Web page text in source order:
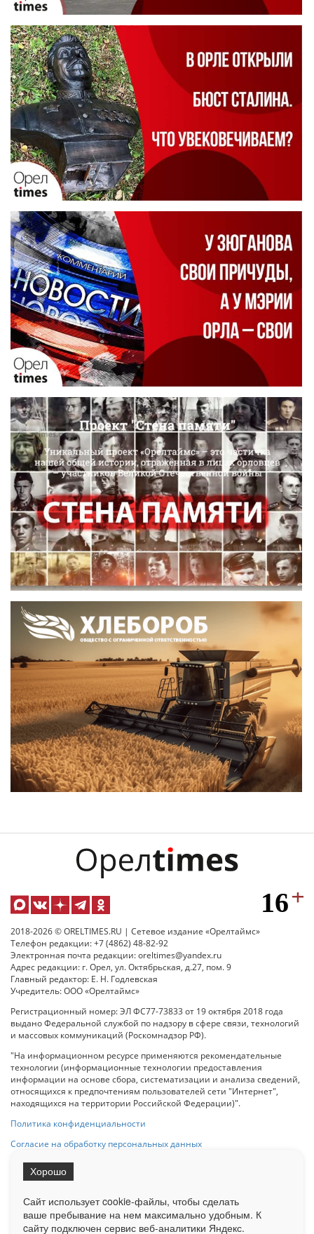
2018-2026 © ORELTIMES.RU | Сетевое издание «Орелтаймс»
Телефон редакции: +7 (4862) 48-82-92
Электронная почта редакции: oreltimes@yandex.ru
Адрес редакции: г. Орел, ул. Октябрьская, д.27, пом. 9
Главный редактор: Е. Н. Годлевская
Учредитель: ООО «Орелтаймс»
Регистрационный номер: ЭЛ ФС77-73833 от 19 октября 2018 года
выдано Федеральной службой по надзору в сфере связи, технологий
и массовых коммуникаций (Роскомнадзор РФ).
"На информационном ресурсе применяются рекомендательные
технологии (информационные технологии предоставления
информации на основе сбора, систематизации и анализа сведений,
относящихся к предпочтениям пользователей сети "Интернет",
находящихся на территории Российской Федерации)".
Политика конфиденциальности
Согласие на обработку персональных данных
на Сетевое издание «ОрелТаймс» обязательна.
Ограниченная статистика посещаемости доступна на сайте
Сайт использует cookie-файлы, чтобы сделать
ваше пребывание на нем максимально удобным. К
cайту подключен сервис веб-аналитики Яндекс.
Хорошо